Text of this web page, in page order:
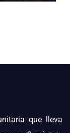
que lleva